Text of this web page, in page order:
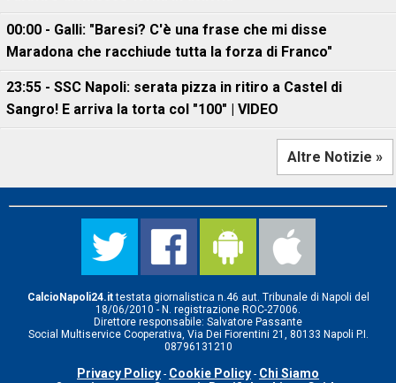
00:00 - Galli: "Baresi? C'è una frase che mi disse
Maradona che racchiude tutta la forza di Franco"
23:55 - SSC Napoli: serata pizza in ritiro a Castel di
Sangro! E arriva la torta col "100" | VIDEO
Altre Notizie »
CalcioNapoli24.ittestata giornalistica n.46 aut. Tribunale di Napoli del
18/06/2010 - N. registrazione ROC-27006.
Direttore responsabile: Salvatore Passante
Social Multiservice Cooperativa, Via Dei Fiorentini 21, 80133 Napoli P.I.
08796131210
Privacy Policy - Cookie Policy - Chi Siamo